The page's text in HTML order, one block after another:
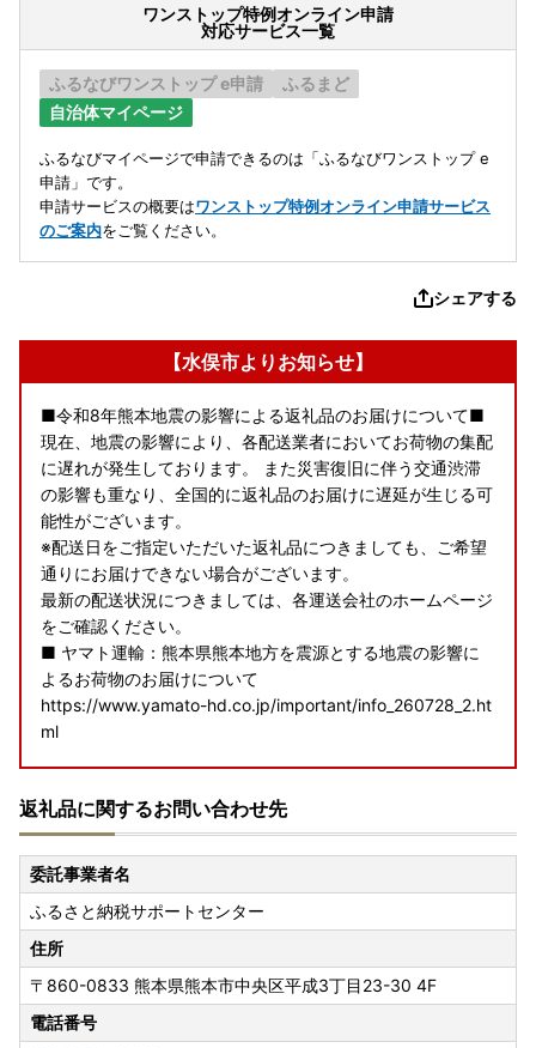
ワンストップ特例オンライン申請
対応サービス一覧
ふるなびワンストップ e申請
ふるまど
自治体マイページ
ふるなびマイページで申請できるのは「ふるなびワンストップ e
申請」です。
申請サービスの概要はワンストップ特例オンライン申請サービス
のご案内をご覧ください。
シェアする
【水俣市よりお知らせ】
■令和8年熊本地震の影響による返礼品のお届けについて■
現在、地震の影響により、各配送業者においてお荷物の集配
に遅れが発生しております。 また災害復旧に伴う交通渋滞
の影響も重なり、全国的に返礼品のお届けに遅延が生じる可
能性がございます。
※配送日をご指定いただいた返礼品につきましても、ご希望
通りにお届けできない場合がございます。
最新の配送状況につきましては、各運送会社のホームページ
をご確認ください。
■ ヤマト運輸：熊本県熊本地方を震源とする地震の影響に
よるお荷物のお届けについて
https://www.yamato-hd.co.jp/important/info_260728_2.ht
ml
https://www2.sagawa-exp.co.jp/information/detail/406/
■ 日本郵便（ゆうパック）：熊本県熊本地方を震源とする
地震の影響について
https://www.post.japanpost.jp/newsrelease/pressrelease/
9879629480.html
寄附者の皆様にはご不便、ご迷惑をおかけし誠に申し訳ござ
いませんが、何卒ご理解賜りますようお願い申し上げます。
返礼品に関するお問い合わせ先
委託事業者名
ふるさと納税サポートセンター
住所
〒860-0833 熊本県熊本市中央区平成3丁目23-30 4F
電話番号